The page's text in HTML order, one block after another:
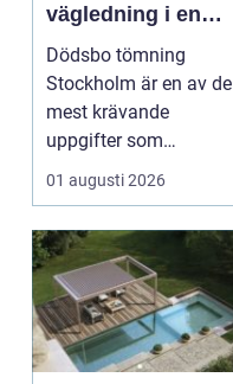
vägledning i en
känslig situation
Dödsbo tömning
Stockholm är en av de
mest krävande
uppgifter som
närst&arin...
01 augusti 2026